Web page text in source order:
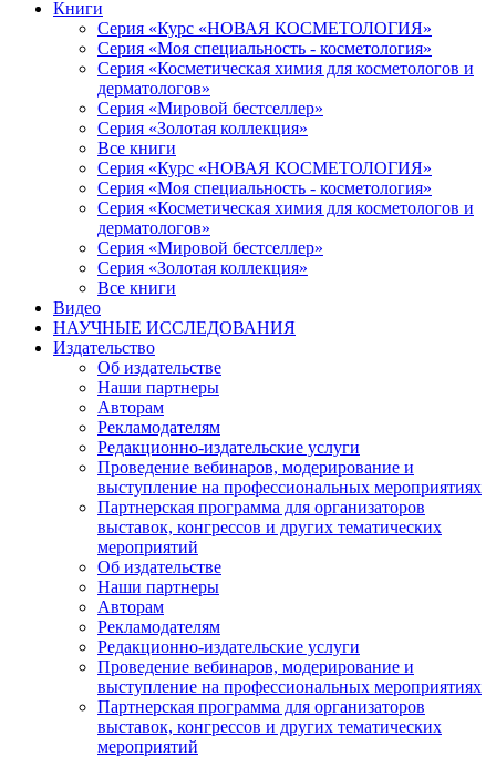
Книги
Серия «Курс «НОВАЯ КОСМЕТОЛОГИЯ»
Серия «Моя специальность - косметология»
Серия «Косметическая химия для косметологов и
дерматологов»
Серия «Мировой бестселлер»
Серия «Золотая коллекция»
Все книги
Серия «Курс «НОВАЯ КОСМЕТОЛОГИЯ»
Серия «Моя специальность - косметология»
Серия «Косметическая химия для косметологов и
дерматологов»
Серия «Мировой бестселлер»
Серия «Золотая коллекция»
Все книги
Видео
НАУЧНЫЕ ИССЛЕДОВАНИЯ
Издательство
Об издательстве
Наши партнеры
Авторам
Рекламодателям
Редакционно-издательские услуги
Проведение вебинаров, модерирование и
выступление на профессиональных мероприятиях
Партнерская программа для организаторов
выставок, конгрессов и других тематических
мероприятий
Об издательстве
Наши партнеры
Авторам
Рекламодателям
Редакционно-издательские услуги
Проведение вебинаров, модерирование и
выступление на профессиональных мероприятиях
Партнерская программа для организаторов
выставок, конгрессов и других тематических
мероприятий